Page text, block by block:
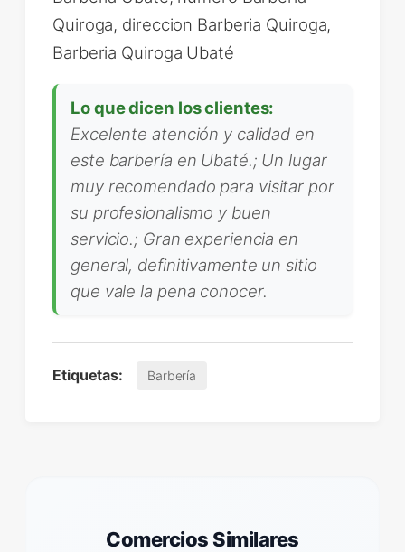
Quiroga, direccion Barberia Quiroga,
Barberia Quiroga Ubaté
Lo que dicen los clientes:
Excelente atención y calidad en
este barbería en Ubaté.; Un lugar
muy recomendado para visitar por
su profesionalismo y buen
servicio.; Gran experiencia en
general, definitivamente un sitio
que vale la pena conocer.
Etiquetas: Barbería
Comercios Similares